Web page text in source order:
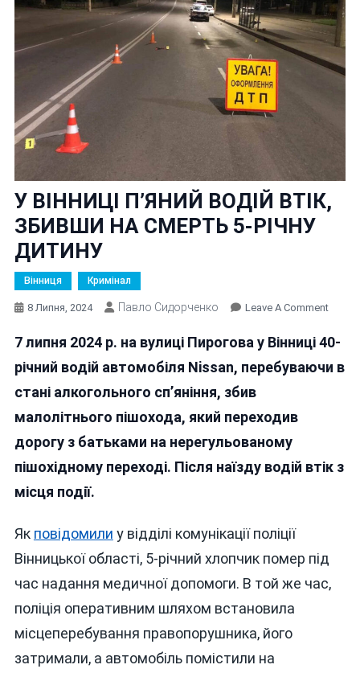
У ВІННИЦІ П’ЯНИЙ ВОДІЙ ВТІК,
ЗБИВШИ НА СМЕРТЬ 5-РІЧНУ
ДИТИНУ
Вінниця Кримінал
8 Липня, 2024 Павло Сидорченко Leave A CommentOn
5-
7 липня 2024 р. на вулиці Пирогова у Вінниці 40-
річний водій автомобіля Nissan, перебуваючи в
стані алкогольного сп’яніння, збив
малолітнього пішохода, який переходив
дорогу з батьками на нерегульованому
пішохідному переході. Після наїзду водій втік з
місця події.
Як повідомили у відділі комунікації поліції
Вінницької області, 5-річний хлопчик помер під
час надання медичної допомоги. В той же час,
поліція оперативним шляхом встановила
місцеперебування правопорушника, його
затримали, а автомобіль помістили на